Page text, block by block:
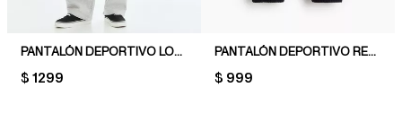
PANTALÓN DEPORTIVO LOOSE FIT
PRICE:
$ 1299
PANTALÓN DEPORTIVO RELAXED FIT
PRICE:
$ 999